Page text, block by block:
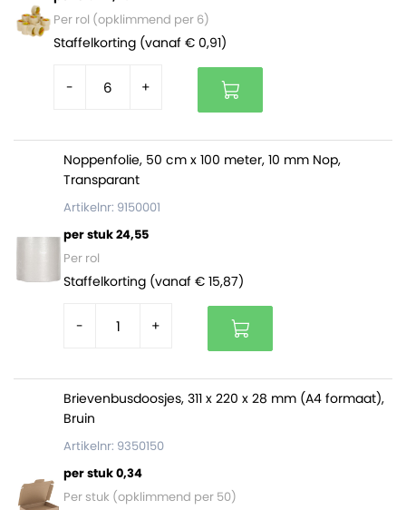
waar je naar op zoek bent? Of wil je je verzenddozen
laten bedrukken? Vraag dan een offerte aan via onze
pagina of neem contact met ons op!
Per rol (opklimmend per 6)
Staffelkorting (vanaf € 0,91)
- +
Noppenfolie, 50 cm x 100 meter, 10 mm Nop,
Transparant
Artikelnr: 9150001
per stuk 24,55
Per rol
Staffelkorting (vanaf € 15,87)
- +
Brievenbusdoosjes, 311 x 220 x 28 mm (A4 formaat),
Bruin
Artikelnr: 9350150
per stuk 0,34
Per stuk (opklimmend per 50)